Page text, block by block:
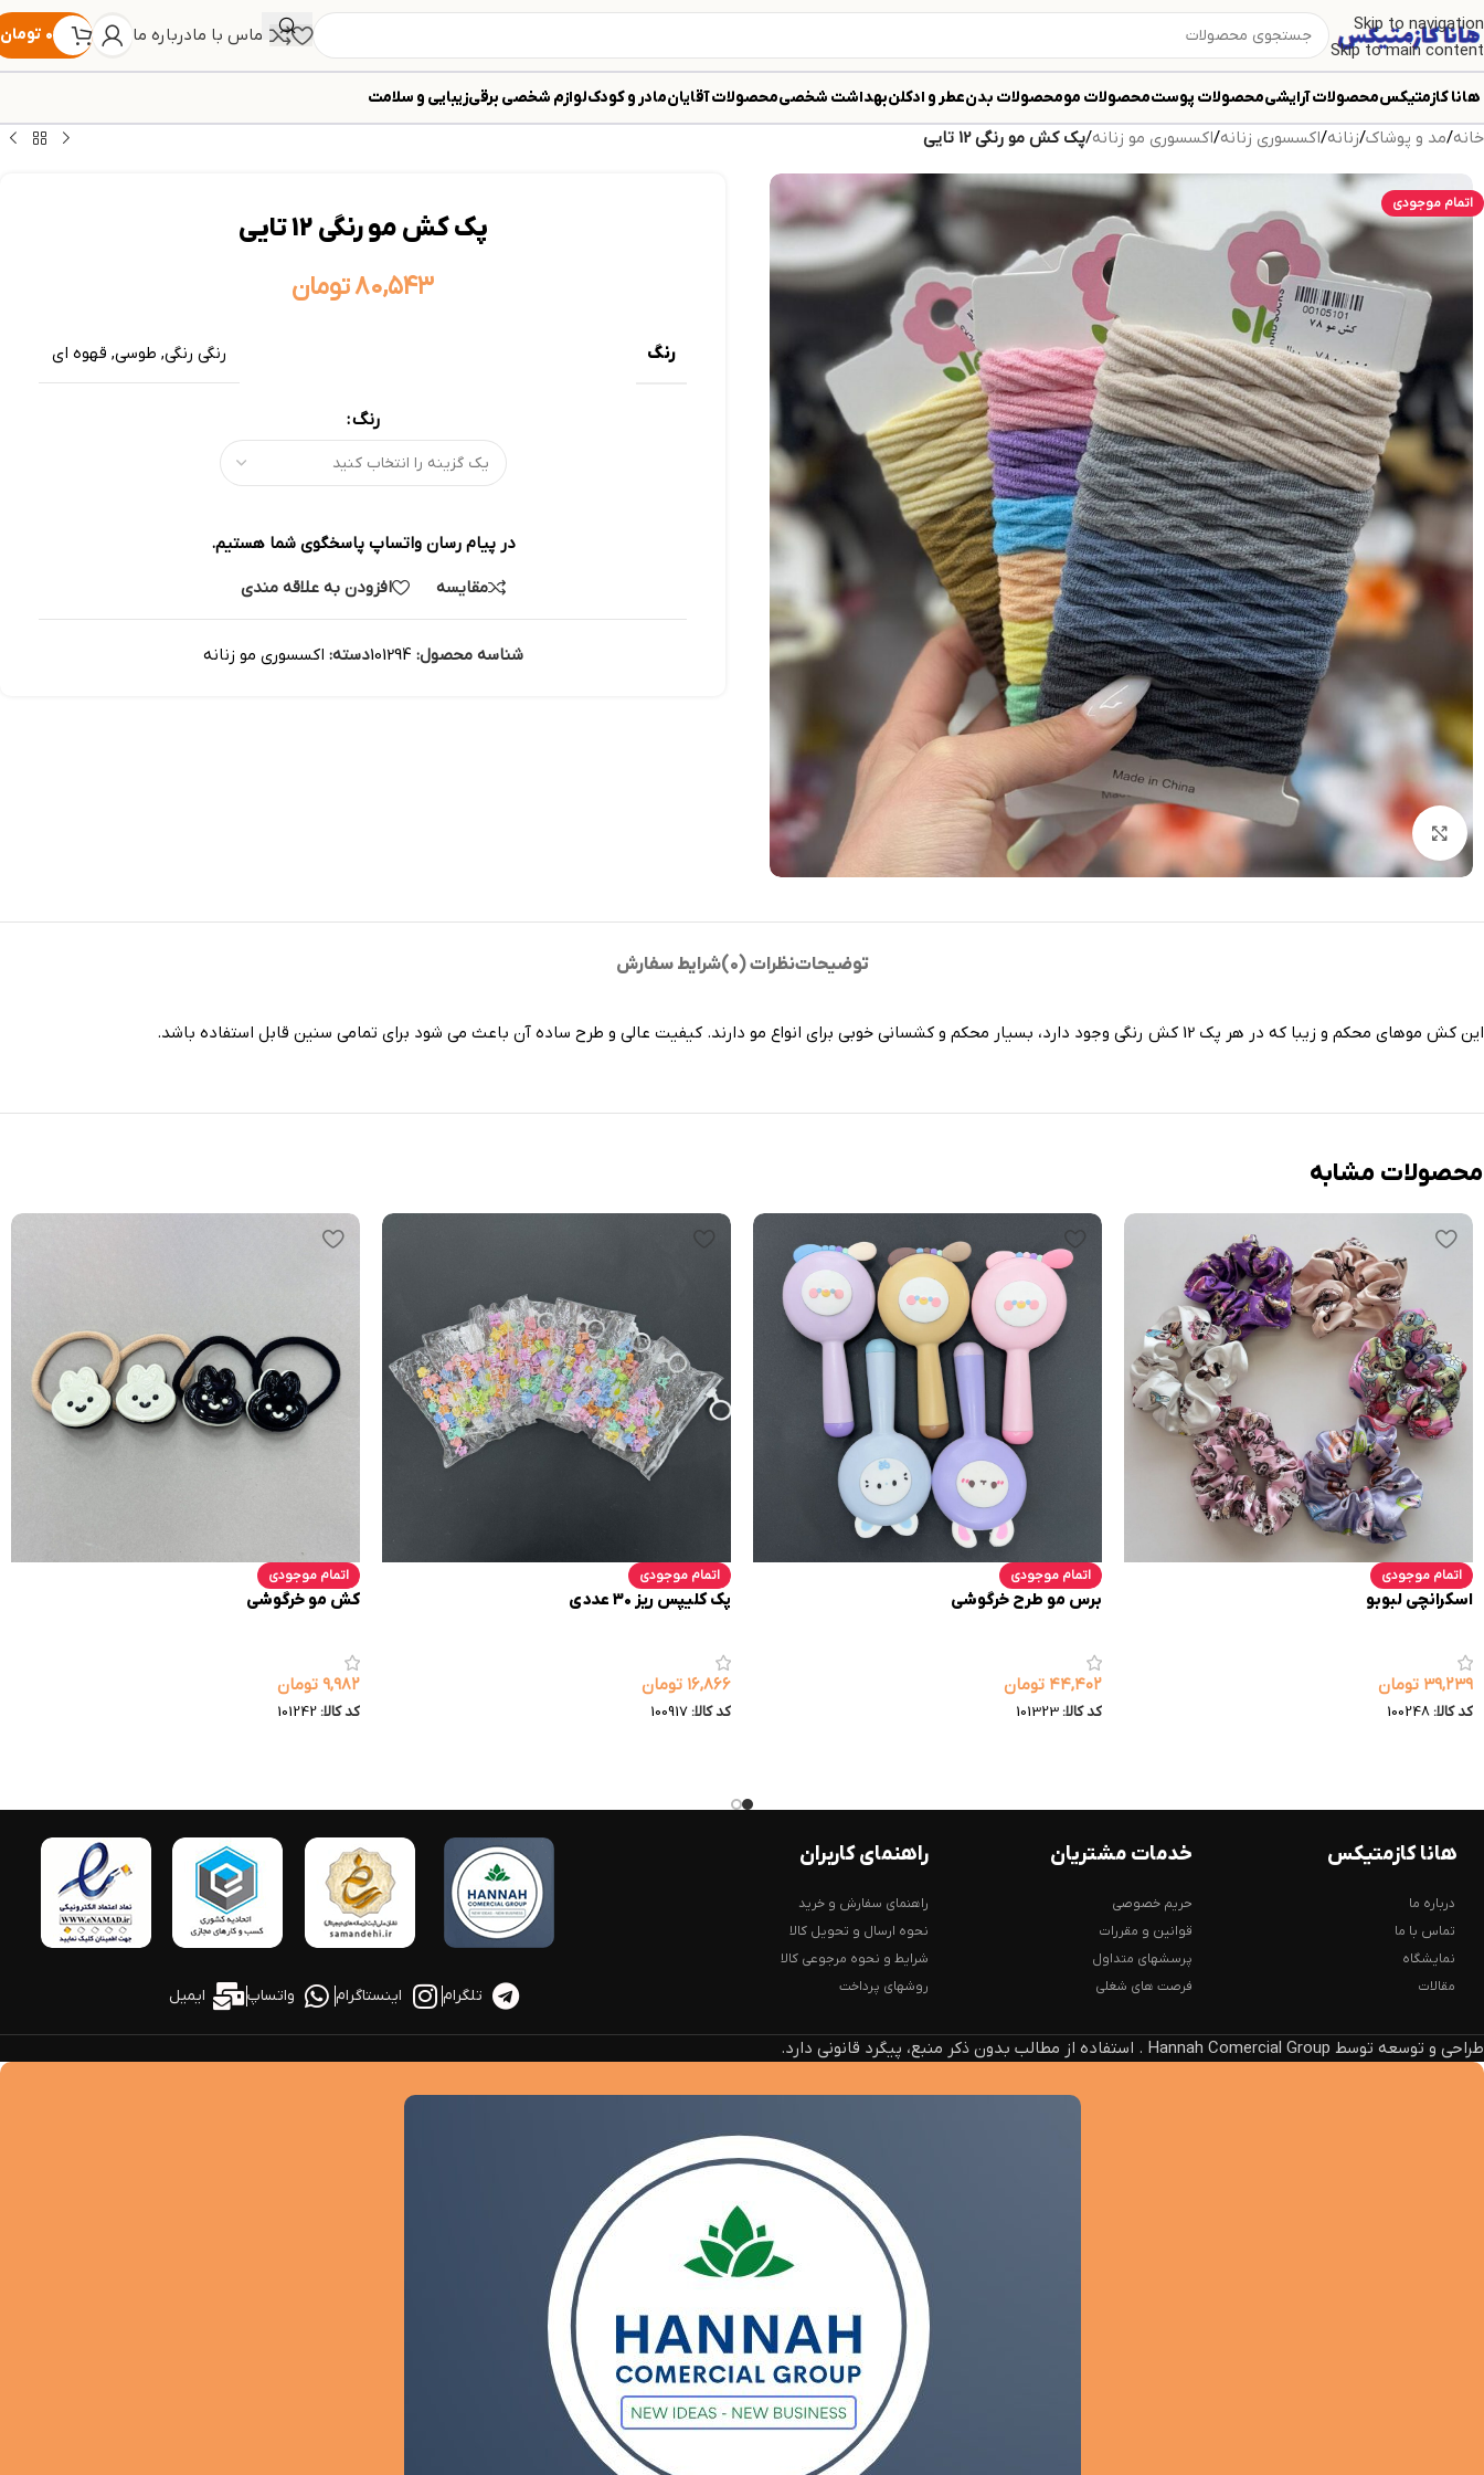
Skip to navigation
Skip to main content
تماس با مادرباره ما ۰ تومان
هانا کازمتیکسمحصولات آرایشیمحصولات پوستمحصولات مومحصولات بدنعطر و ادکلنبهداشت شخصیمحصولات آقایانمادر و کودکلوازم شخصی برقیزیبایی و سلامت
خانه/مد و پوشاک/زنانه/اکسسوری زنانه/اکسسوری مو زنانه/پک کش مو رنگی 12 تایی
اتمام موجودی
بزرگنمایی تصویر
پک کش مو رنگی 12 تایی
۸۰,۵۴۳تومان
رنگ رنگی رنگی, طوسی, قهوه ای
رنگ
در پیام رسان واتساپ پاسخگوی شما هستیم.
مقایسه
افزودن به علاقه مندی
شناسه محصول: 101294دسته: اکسسوری مو زنانه
توضیحاتنظرات (0) شرایط سفارش
این کش موهای محکم و زیبا که در هر پک 12 کش رنگی وجود دارد، بسیار محکم و کشسانی خوبی برای انواع مو دارند. کیفیت عالی و طرح ساده آن باعث می شود برای تمامی سنین قابل استفاده باشد.
محصولات مشابه
اتمام موجودی
اسکرانچی لبوبو
۳۹,۲۳۹ تومان
کد کالا: 100248
اتمام موجودی
برس مو طرح خرگوشی
۴۴,۴۰۲ تومان
کد کالا: 101323
اتمام موجودی
پک کلیپس ریز 30 عددی
۱۶,۸۶۶ تومان
کد کالا: 100917
اتمام موجودی
کش مو خرگوشی
۹,۹۸۲ تومان
کد کالا: 101242
هانا کازمتیکس
درباره ما
تماس با ما
نمایشگاه
مقالات
خدمات مشتریان
حریم خصوصی
قوانین و مقررات
پرسشهای متداول
فرصت های شغلی
راهنمای کاربران
راهنمای سفارش و خرید
نحوه ارسال و تحویل کالا
شرایط و نحوه مرجوعی کالا
روشهای پرداخت
تلگرام اینستاگرام واتساپ ایمیل
طراحی و توسعه توسط Hannah Comercial Group . استفاده از مطالب بدون ذکر منبع، پیگرد قانونی دارد.